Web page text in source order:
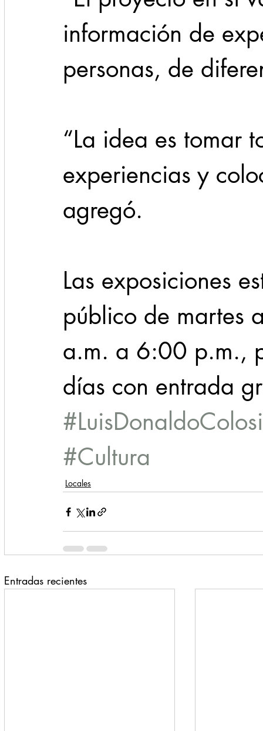
información de
personas, de
“La idea es tomar
experiencias y
agregó.
Las exposiciones
público de
a.m. a 6:00 p.m.,
días con entrada
#Cultura
Locales
Entradas recientes